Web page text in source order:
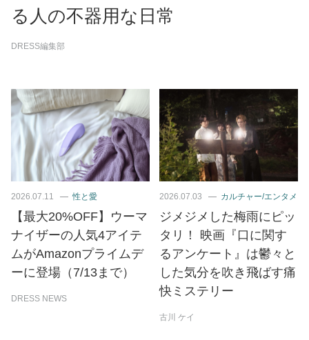
る人の不器用な日常
DRESS編集部
2026.07.11 性と愛
【最大20%OFF】ウーマ
ナイザーの人気4アイテ
ムがAmazonプライムデ
ーに登場（7/13まで）
DRESS NEWS
2026.07.03 カルチャー/エンタメ
ジメジメした梅雨にピッ
タリ！ 映画『口に関す
るアンケート』は鬱々と
した気分を吹き飛ばす痛
快ミステリー
古川 ケイ